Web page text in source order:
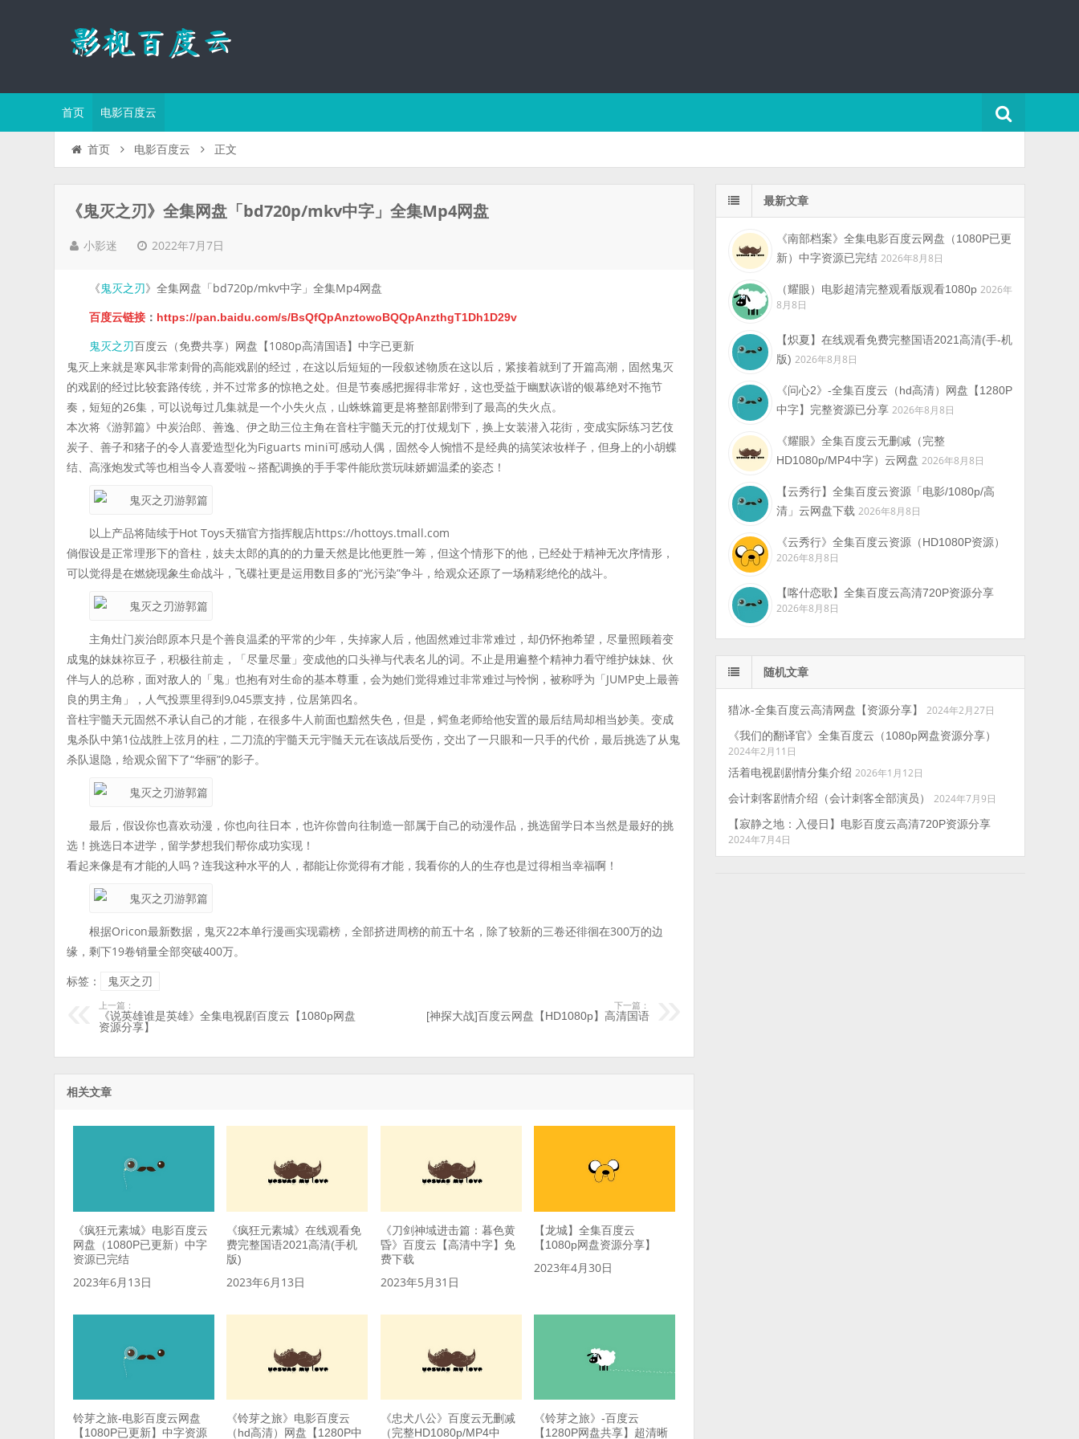
首页 电影百度云
首页 电影百度云 正文
《鬼灭之刃》全集网盘「bd720p/mkv中字」全集Mp4网盘
小影迷 2022年7月7日
《鬼灭之刃》全集网盘「bd720p/mkv中字」全集Mp4网盘
百度云链接 ： https://pan.baidu.com/s/BsQfQpAnztowoBQQpAnzthgT1Dh1D29v
鬼灭之刃百度云（免费共享）网盘【1080p高清国语】中字已更新
鬼灭上来就是寒风非常刺骨的高能戏剧的经过，在这以后短短的一段叙述物质在这以后，紧接着就到了开篇高潮，固然鬼灭
的戏剧的经过比较套路传统，并不过常多的惊艳之处。但是节奏感把握得非常好，这也受益于幽默诙谐的银幕绝对不拖节
奏，短短的26集，可以说每过几集就是一个小失火点，山蛛蛛篇更是将整部剧带到了最高的失火点。
本次将《游郭篇》中炭治郎、善逸、伊之助三位主角在音柱宇髓天元的打仗规划下，换上女装潜入花街，变成实际练习艺伎
炭子、善子和猪子的令人喜爱造型化为Figuarts mini可感动人偶，固然令人惋惜不是经典的搞笑浓妆样子，但身上的小胡蝶
结、高涨炮发式等也相当令人喜爱啦～搭配调换的手手零件能欣赏玩味娇媚温柔的姿态！
以上产品将陆续于Hot Toys天猫官方指挥舰店https://hottoys.tmall.com
倘假设是正常理形下的音柱，妓夫太郎的真的的力量天然是比他更胜一筹，但这个情形下的他，已经处于精神无次序情形，
可以觉得是在燃烧现象生命战斗，飞碟社更是运用数目多的“光污染”争斗，给观众还原了一场精彩绝伦的战斗。
主角灶门炭治郎原本只是个善良温柔的平常的少年，失掉家人后，他固然难过非常难过，却仍怀抱希望，尽量照顾着变
成鬼的妹妹祢豆子，积极往前走，「尽量尽量」变成他的口头禅与代表名儿的词。不止是用遍整个精神力看守维护妹妹、伙
伴与人的总称，面对敌人的「鬼」也抱有对生命的基本尊重，会为她们觉得难过非常难过与怜悯，被称呼为「JUMP史上最善
良的男主角」，人气投票里得到9,045票支持，位居第四名。
音柱宇髓天元固然不承认自己的才能，在很多牛人前面也黯然失色，但是，鳄鱼老师给他安置的最后结局却相当妙美。变成
鬼杀队中第1位战胜上弦月的柱，二刀流的宇髓天元宇髄天元在该战后受伤，交出了一只眼和一只手的代价，最后挑选了从鬼
杀队退隐，给观众留下了“华丽”的影子。
最后，假设你也喜欢动漫，你也向往日本，也许你曾向往制造一部属于自己的动漫作品，挑选留学日本当然是最好的挑
选！挑选日本进学，留学梦想我们帮你成功实现！
看起来像是有才能的人吗？连我这种水平的人，都能让你觉得有才能，我看你的人的生存也是过得相当幸福啊！
根据Oricon最新数据，鬼灭22本单行漫画实现霸榜，全部挤进周榜的前五十名，除了较新的三卷还徘徊在300万的边
缘，剩下19卷销量全部突破400万。
标签：
鬼灭之刃
上一篇：
《说英雄谁是英雄》全集电视剧百度云【1080p网盘
资源分享】
下一篇：
[神探大战]百度云网盘【HD1080p】高清国语
相关文章
《疯狂元素城》电影百度云
网盘（1080P已更新）中字
资源已完结
2023年6月13日
《疯狂元素城》在线观看免
费完整国语2021高清(手机
版)
2023年6月13日
《刀剑神域进击篇：暮色黄
昏》百度云【高清中字】免
费下载
2023年5月31日
【龙城】全集百度云
【1080p网盘资源分享】
2023年4月30日
铃芽之旅-电影百度云网盘
【1080P已更新】中字资源
《铃芽之旅》电影百度云
（hd高清）网盘【1280P中
《忠犬八公》百度云无删减
（完整HD1080p/MP4中
《铃芽之旅》-百度云
【1280P网盘共享】超清晰
最新文章
《南部档案》全集电影百度云网盘（1080P已更
新）中字资源已完结 2026年8月8日
（耀眼）电影超清完整观看版观看1080p 2026年
8月8日
【炽夏】在线观看免费完整国语2021高清(手-机
版) 2026年8月8日
《问心2》-全集百度云（hd高清）网盘【1280P
中字】完整资源已分享 2026年8月8日
《耀眼》全集百度云无删减（完整
HD1080p/MP4中字）云网盘 2026年8月8日
【云秀行】全集百度云资源「电影/1080p/高
清」云网盘下载 2026年8月8日
《云秀行》全集百度云资源（HD1080P资源）
2026年8月8日
【喀什恋歌】全集百度云高清720P资源分享
2026年8月8日
随机文章
猎冰-全集百度云高清网盘【资源分享】
2024年2月27日
《我们的翻译官》全集百度云（1080p网盘资源分享）
2024年2月11日
活着电视剧剧情分集介绍 2026年1月12日
会计刺客剧情介绍（会计刺客全部演员）
2024年7月9日
【寂静之地：入侵日】电影百度云高清720P资源分享
2024年7月4日